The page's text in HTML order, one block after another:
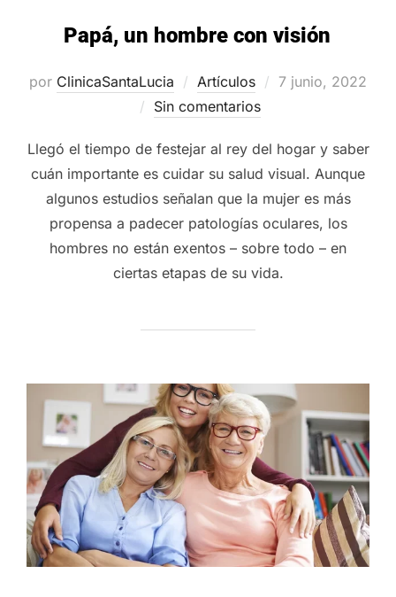
Papá, un hombre con visión
por ClinicaSantaLucia Artículos
Publicado
7 junio, 2022
Sin comentarios
Llegó el tiempo de festejar al rey del hogar y saber
cuán importante es cuidar su salud visual. Aunque
algunos estudios señalan que la mujer es más
propensa a padecer patologías oculares, los
hombres no están exentos – sobre todo – en
ciertas etapas de su vida.